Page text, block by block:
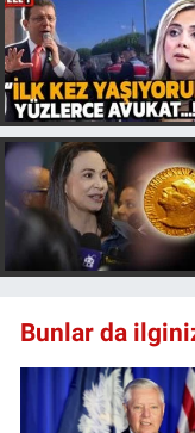
Bunlar da
Spor
Teknoloji
Türkiye'nin
Türkiye'nin
Yerel
Yerel Yaşam
Canlı Yayın